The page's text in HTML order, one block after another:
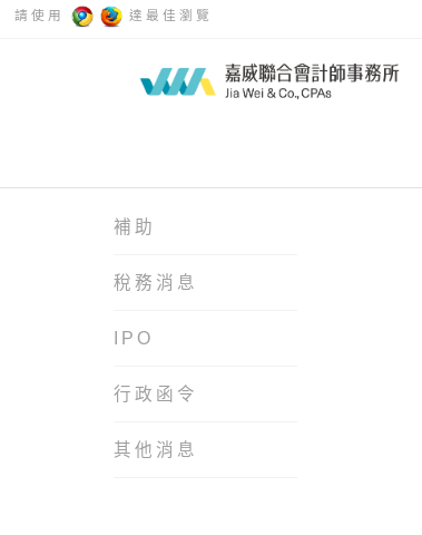
請使用 達最佳瀏覽
補助
稅務消息
IPO
行政函令
其他消息